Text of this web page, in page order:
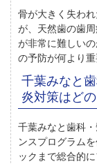
骨が大きく失わ
が、天然歯の歯
が非常に難しい
の予防が何より重
千葉みなと
炎対策はど
千葉みなと歯科
ンスプログラム
ックまで総合的